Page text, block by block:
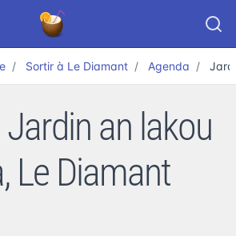
Sortir à Le Diamant Agenda
an lakou
Le Diamant